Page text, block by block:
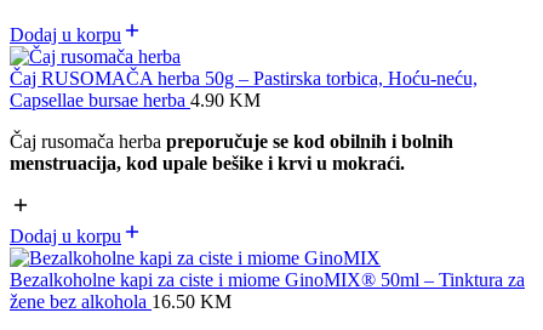
Dodaj u korpu
Čaj RUSOMAČA herba 50g – Pastirska torbica, Hoću-neću,
Capsellae bursae herba 4.90 KM
Čaj rusomača herba preporučuje se kod obilnih i bolnih
menstruacija, kod upale bešike i krvi u mokraći.
Dodaj u korpu
Bezalkoholne kapi za ciste i miome GinoMIX® 50ml – Tinktura za
žene bez alkohola 16.50 KM